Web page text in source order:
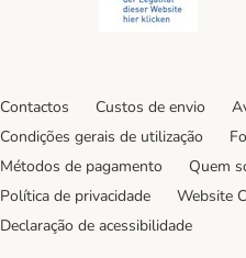
Contactos Custos de envio
Condições gerais de utilização
Métodos de pagamento
Quem
Política de privacidade
Website
Declaração de acessibilidade